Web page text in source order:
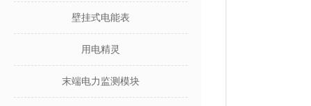
壁挂式电能表
用电精灵
末端电力监测模块